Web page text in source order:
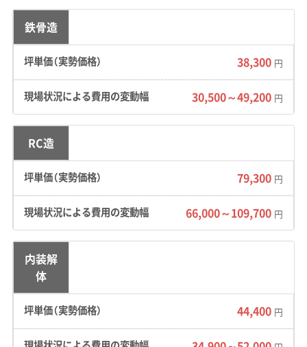
る傾向にあります。
地形の特徴：西部の津久井地区や城山地区は、相
模川による「河岸段丘」が特徴です。この影響
で、道路と敷地に2m以上の高低差がある土地
や、階段でしか入れない「階段立地」が多く見ら
れます。また、古い造成地では老朽化した擁壁も
多く、解体時の振動による崩落リスクにも注意
が欠かせません。
道路事情：東部の橋本駅周辺は国道16号などの
幹線道路が通りますが、慢性的な渋滞が課題で
す。一方、西部の藤野地区などでは、旧甲州街道
の宿場町だった歴史から、道幅が2m未満になる
狭い路地が網の目のように広がっています。地
域の重要な道路である国道413号（道志みち）も、
鉄骨造
38,300 円
30,500～49,200 円
RC造
79,300 円
66,000～109,700 円
内装解
体
44,400 円